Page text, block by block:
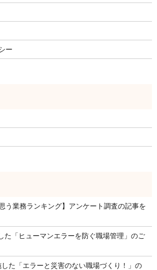
ー
う業務ランキング】アンケート調査の記事を
た「ヒューマンエラーを防ぐ職場管理」のご
た「エラーと災害のない職場づくり！」の